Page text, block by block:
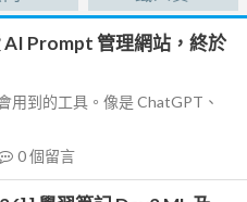
AI Prompt 管理網站，終於
用到的工具。像是 ChatGPT、
0個留言